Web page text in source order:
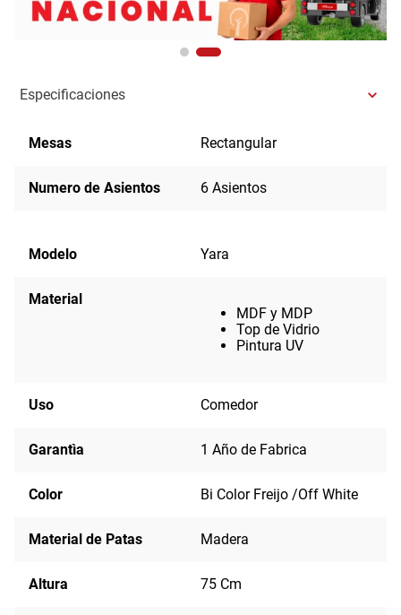
Especificaciones
Mesas Rectangular
Numero de Asientos 6 Asientos
Modelo Yara
Material
MDF y MDP
Top de Vidrio
Pintura UV
Uso Comedor
Garantìa 1 Año de Fabrica
Color Bi Color Freijo /Off White
Material de Patas Madera
Altura 75 Cm